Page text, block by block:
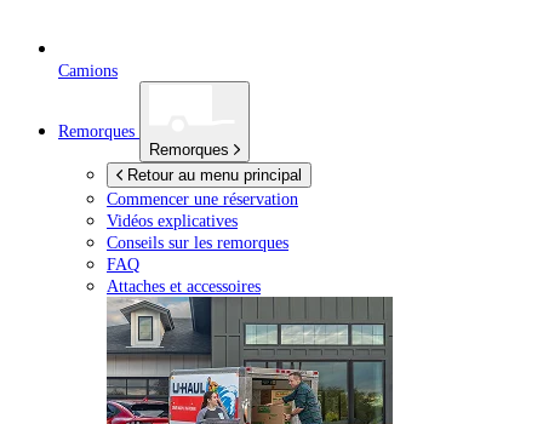
Camions
Remorques
Remorques
Retour au menu principal
Commencer une réservation
Vidéos explicatives
Conseils sur les remorques
FAQ
Attaches et accessoires